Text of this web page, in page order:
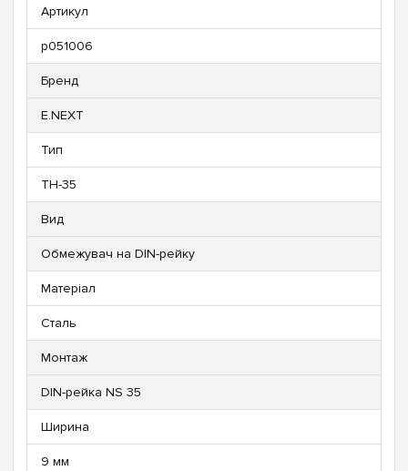
Артикул
p051006
Бренд
E.NEXT
Тип
ТН-35
Вид
Обмежувач на DIN-рейку
Матеріал
Сталь
Монтаж
DIN-рейка NS 35
Ширина
9 мм